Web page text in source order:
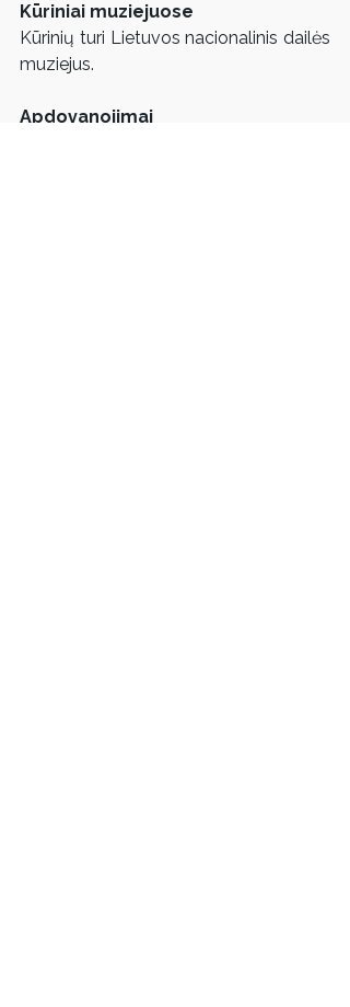
Kūriniai muziejuose
Kūrinių turi Lietuvos nacionalinis dailės
muziejus.
Apdovanojimai